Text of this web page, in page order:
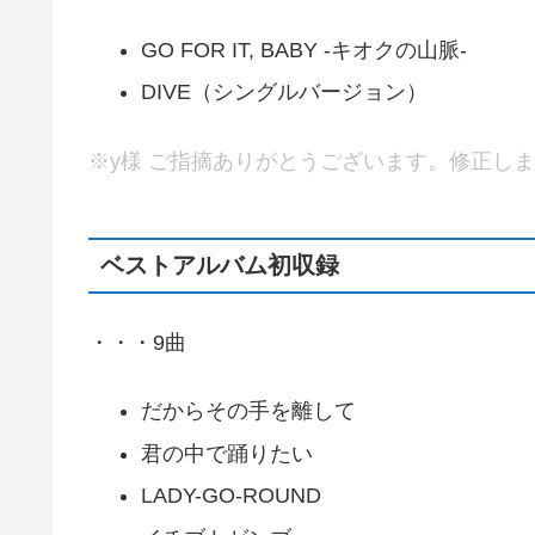
GO FOR IT, BABY -キオクの山脈-
DIVE（シングルバージョン）
※y様 ご指摘ありがとうございます。修正し
ベストアルバム初収録
・・・9曲
だからその手を離して
君の中で踊りたい
LADY-GO-ROUND